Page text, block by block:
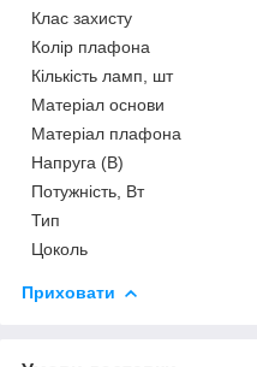
Клас захисту
Колір плафона
Кількість ламп, шт
Матеріал основи
Матеріал плафона
Напруга (В)
Потужність, Вт
Тип
Цоколь
Приховати